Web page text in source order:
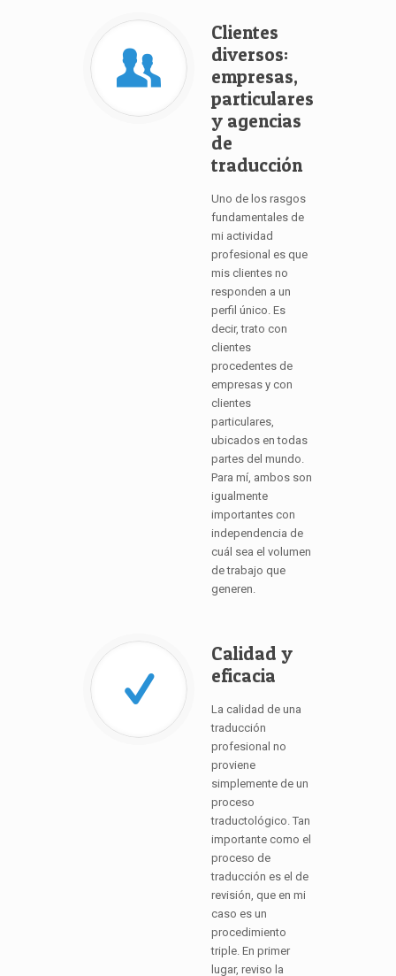
Clientes
diversos:
empresas,
particulares
y agencias
de
traducción
Uno de los rasgos
fundamentales de
mi actividad
profesional es que
mis clientes no
responden a un
perfil único. Es
decir, trato con
clientes
procedentes de
empresas y con
clientes
particulares,
ubicados en todas
partes del mundo.
Para mí, ambos son
igualmente
importantes con
independencia de
cuál sea el volumen
de trabajo que
generen.
Calidad y
eficacia
La calidad de una
traducción
profesional no
proviene
simplemente de un
proceso
traductológico. Tan
importante como el
proceso de
traducción es el de
revisión, que en mi
caso es un
procedimiento
triple. En primer
lugar, reviso la